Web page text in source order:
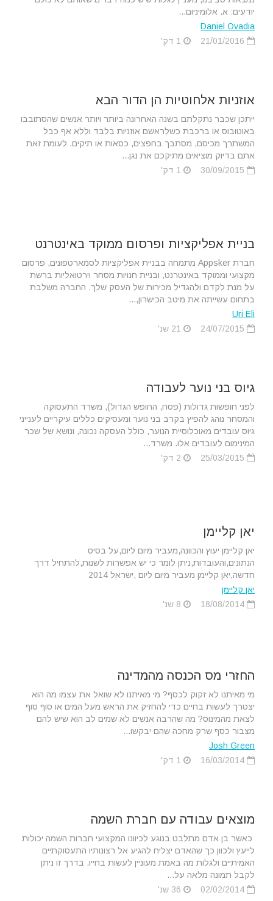
יודעים: א. אלומיניום...
Daniel Ovadia
אוזניות אלחוטיות הן הדור הבא
ייתכן שכבר נתקלתם בשנה האחרונה ביותר ויותר אנשים שהסתובבו
באוטובוס או ברכבת כשלראשם אוזניות בלבד וללא אף כבל
המשתרך מכיסם, מסתבך בחפצים, כסאות או תיקים. לעומת זאת
אתם בדיוק מוציאים מתיקכם את נגן...
בניית אפליקציות ופרסום ממוקד באינטרנט
חברת Appsker מתמחה בבניית אפליקציות לסמארטפונים, פרסום
מקצועי וממוקד באינטרנט, ובניית חנויות מסחר וירטואליות ברשת
על מנת לקדם ולהגדיל מכירות של העסק שלך. החברה משלבת
בתחום עשייתה את מיטב הכישרון,...
Uri Eli
גיוס בני נוער לעבודה
לפני חופשות גדולות (פסח, החופש הגדול), משרד התעסוקה
והמסחר נוהג להפיץ בקרב בני נוער ומעסיקים כללים עיקריים לענייני
גיוס עובדים מאוכלוסיית הנוער, כולל העסקה נכונה, ונושא של שכר
המינימום לעובדים אלו. משרד...
יאן קליימן
יאן קליימן יעוץ והכוונה,מעביר מיום ליום,על בסיס
הנתונים,והעובדות,ניתן לומר כי יש אפשרות לשנות,להתחיל דרך
חדשה,יאן קליימן מעביר מיום ליום ,ישראל 2014
יאן קליימן
החזרי מס הכנסה מהמדינה
מי מאיתנו לא זקוק לכסף? מי מאיתנו לא שואל את עצמו מה הוא
יצטרך לעשות בחיים כדי להחזיק את הראש מעל המים או סוף סוף
לצאת מהמינוס? מה שהרבה אנשים לא שמים לב הוא שיש להם
מצבור כסף שרק מחכה שהם יבקשו...
Josh Green
מוצאים עבודה עם חברת השמה
כאשר בן אדם מתלבט בנוגע לכיוונו המקצועי חברות השמה יכולות
לייעץ ולכוון כך שהאדם יצליח להגיע אל רצונותיו התעסוקתיים
האמיתיים ולגלות מה באמת מעוניין לעשות בחייו. בדרך זו ניתן
לקבל תמונה מלאה על...